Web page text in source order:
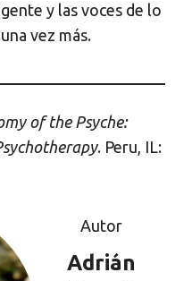
y las voces de lo
vez más.
of the Psyche:
. Peru, IL:
Autor
Adrián